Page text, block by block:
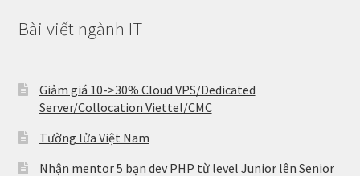
Bài viết ngành IT
Giảm giá 10->30% Cloud VPS/Dedicated
Server/Collocation Viettel/CMC
Tường lửa Việt Nam
Nhận mentor 5 bạn dev PHP từ level Junior lên Senior